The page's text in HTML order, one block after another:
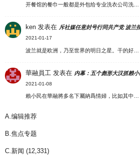
开餐馆的餐巾一般都是外包给专业洗衣公司洗…
ken 发表在 斥社媒任意封号行同共产党 波兰
2021-01-17
波兰就是欧洲，乃至世界的明日之星。干的好…
華融員工 发表在 内幕：五个彪形大汉抓赖
2021-01-08
賴小民在華融將多名下屬納爲情婦，比如其中…
A.编辑推荐
B.焦点专题
C.新闻 (12,331)